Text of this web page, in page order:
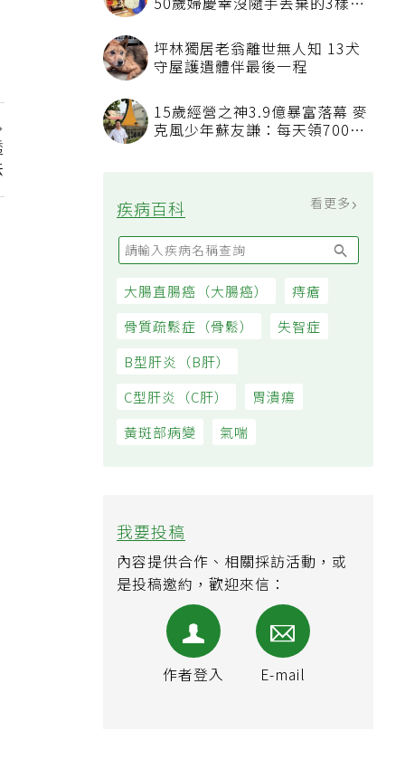
50歲婦慶幸沒隨手丟棄的3樣物
坪林獨居老翁離世無人知 13犬
守屋護遺體伴最後一程
15歲經營之神3.9億暴富落幕 麥
克風少年蘇友謙：每天領700元
疾病百科
大腸直腸癌（大腸癌） 痔瘡
骨質疏鬆症（骨鬆） 失智症
B型肝炎（B肝）
C型肝炎（C肝）
黃斑部病變
我要投稿
內容提供合作、相關採訪活動，或
是投稿邀約，歡迎來信：